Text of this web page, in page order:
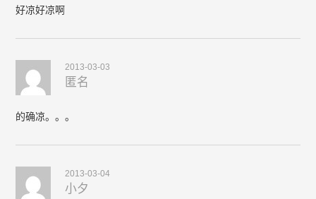
好凉好凉啊
2013-03-03
匿名
的确凉。。。
2013-03-04
小夕